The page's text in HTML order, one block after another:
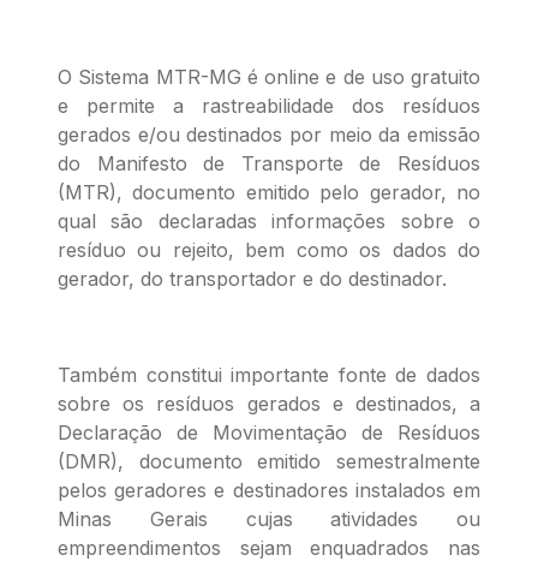
O Sistema MTR-MG é online e de uso gratuito
e permite a rastreabilidade dos resíduos
gerados e/ou destinados por meio da emissão
do Manifesto de Transporte de Resíduos
(MTR), documento emitido pelo gerador, no
qual são declaradas informações sobre o
resíduo ou rejeito, bem como os dados do
gerador, do transportador e do destinador.
Também constitui importante fonte de dados
sobre os resíduos gerados e destinados, a
Declaração de Movimentação de Resíduos
(DMR), documento emitido semestralmente
pelos geradores e destinadores instalados em
Minas Gerais cujas atividades ou
empreendimentos sejam enquadrados nas